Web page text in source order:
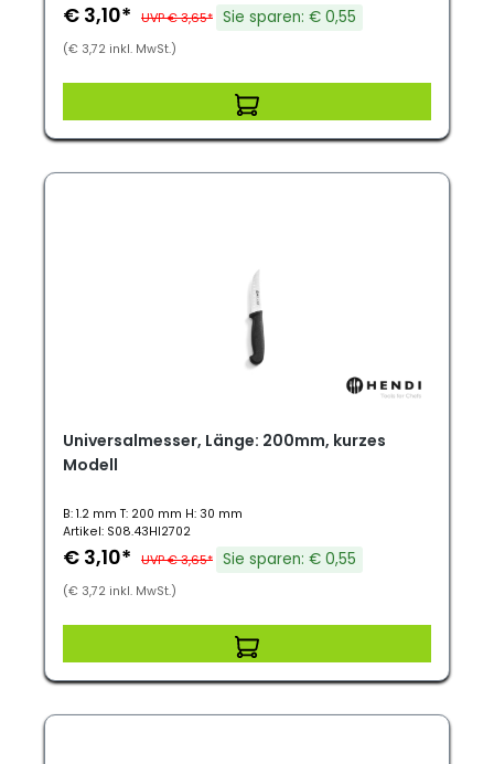
€ 3,10* UVP € 3,65* Sie sparen: € 0,55
(€ 3,72 inkl. MwSt.)
Universalmesser, Länge: 200mm, kurzes
Modell
B: 1.2 mm T: 200 mm H: 30 mm
Artikel: S08.43HI2702
€ 3,10* UVP € 3,65* Sie sparen: € 0,55
(€ 3,72 inkl. MwSt.)